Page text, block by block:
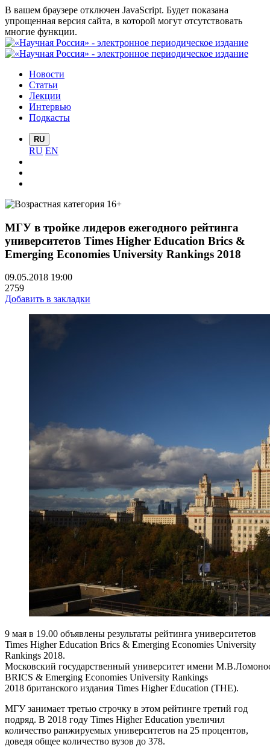
В вашем браузере отключен JavaScript. Будет показана
упрощенная версия сайта, в которой могут отсутствовать
многие функции.
Новости
Статьи
Лекции
Интервью
Подкасты
RU
RU EN
МГУ в тройке лидеров ежегодного рейтинга
университетов Times Higher Education Brics &
Emerging Economies University Rankings 2018
09.05.2018 19:00
2759
Добавить в закладки
9 мая в 19.00 объявлены результаты рейтинга университетов
Times Higher Education Brics & Emerging Economies University
Rankings 2018.
Московский государственный университет имени
BRICS & Emerging Economies University Rankings
2018 британского издания Times Higher Education (THE).
МГУ занимает третью строчку в этом рейтинге третий год
подряд. В 2018 году Times Higher Education увеличил
количество ранжируемых университетов на 25 процентов,
доведя общее количество вузов до 378.